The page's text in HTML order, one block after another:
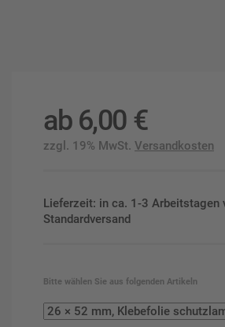
ab 6,00 €
zzgl. 19% MwSt. Versandkosten
Lieferzeit: in ca. 1-3 Arbeitstagen
Standardversand
Bitte wählen Sie aus folgenden Artikeln